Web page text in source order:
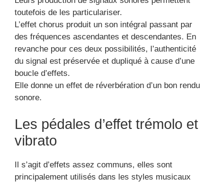
toutefois de les particulariser.
L’effet chorus produit un son intégral passant par
des fréquences ascendantes et descendantes. En
revanche pour ces deux possibilités, l’authenticité
du signal est préservée et dupliqué à cause d’une
boucle d’effets.
Elle donne un effet de réverbération d’un bon rendu
sonore.
Les pédales d’effet trémolo et
vibrato
Il s’agit d’effets assez communs, elles sont
principalement utilisés dans les styles musicaux